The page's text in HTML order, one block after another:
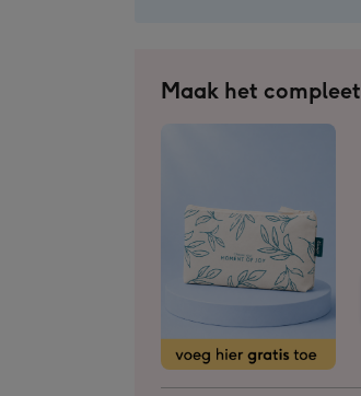
Maak het compleet